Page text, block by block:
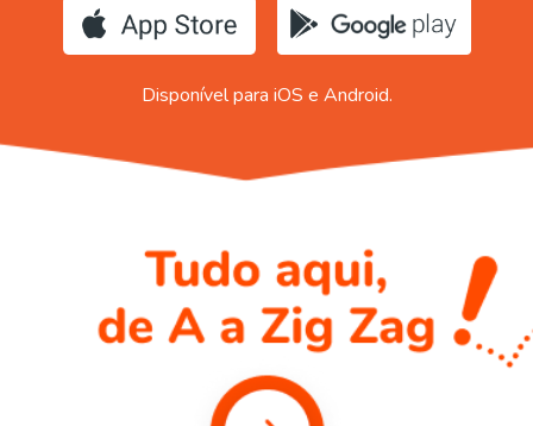
Disponível para iOS e Android.